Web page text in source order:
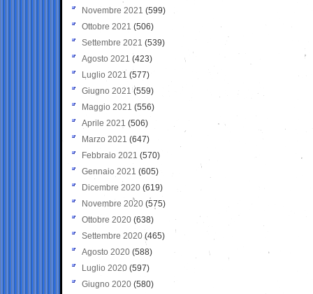
Novembre 2021 (599)
Ottobre 2021 (506)
Settembre 2021 (539)
Agosto 2021 (423)
Luglio 2021 (577)
Giugno 2021(559)
Maggio 2021 (556)
Aprile 2021 (506)
Marzo 2021 (647)
Febbraio 2021 (570)
Gennaio 2021 (605)
Dicembre 2020 (619)
Novembre 2020 (575)
Ottobre 2020 (638)
Settembre 2020(465)
Agosto 2020 (588)
Luglio 2020 (597)
Giugno 2020 (580)